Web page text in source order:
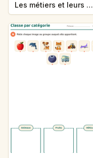
Les métiers et leurs outils